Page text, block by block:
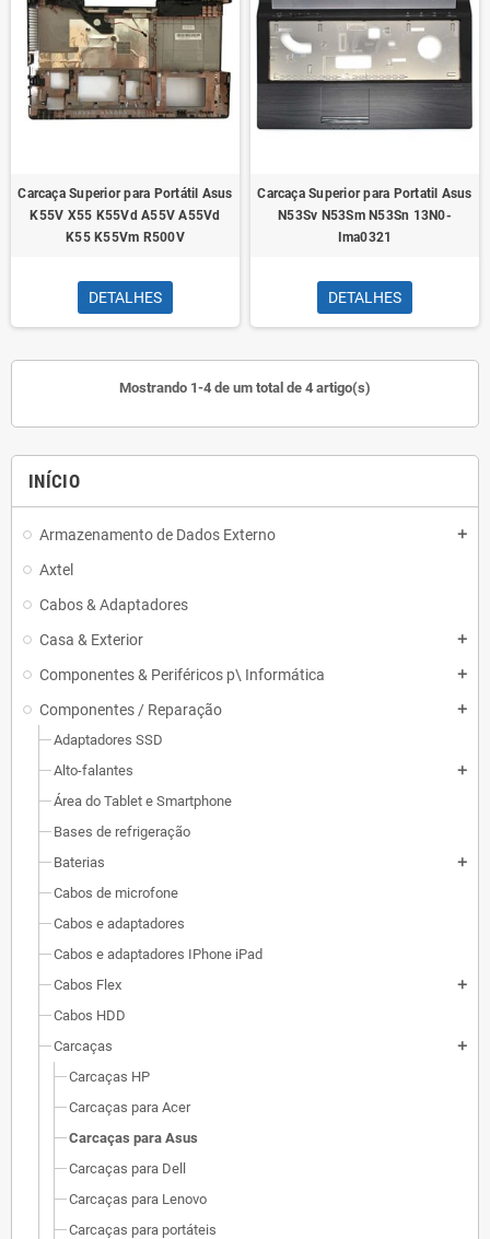
INÍCIO
Armazenamento de Dados Externo add
Axtel
Cabos & Adaptadores
Casa & Exterior
add
Componentes & Periféricos p\ Informática add
Componentes / Reparação add
Adaptadores SSD
Alto-falantes
add
Área do Tablet e Smartphone
Bases de refrigeração
Baterias
add
Cabos de microfone
Cabos e adaptadores
Cabos e adaptadores IPhone iPad
Cabos Flex
add
Cabos HDD
Carcaças
add
Carcaças HP
Carcaças para Acer
Carcaças para Asus
Carcaças para Dell
Carcaças para Lenovo
Carcaças para portáteis
Carcaça Superior para Portátil Asus
K55V X55 K55Vd A55V A55Vd
K55 K55Vm R500V
DETALHES
Carcaça Superior para Portatil Asus
N53Sv N53Sm N53Sn 13N0-
Ima0321
DETALHES
Mostrando 1-4 de um total de 4 artigo(s)